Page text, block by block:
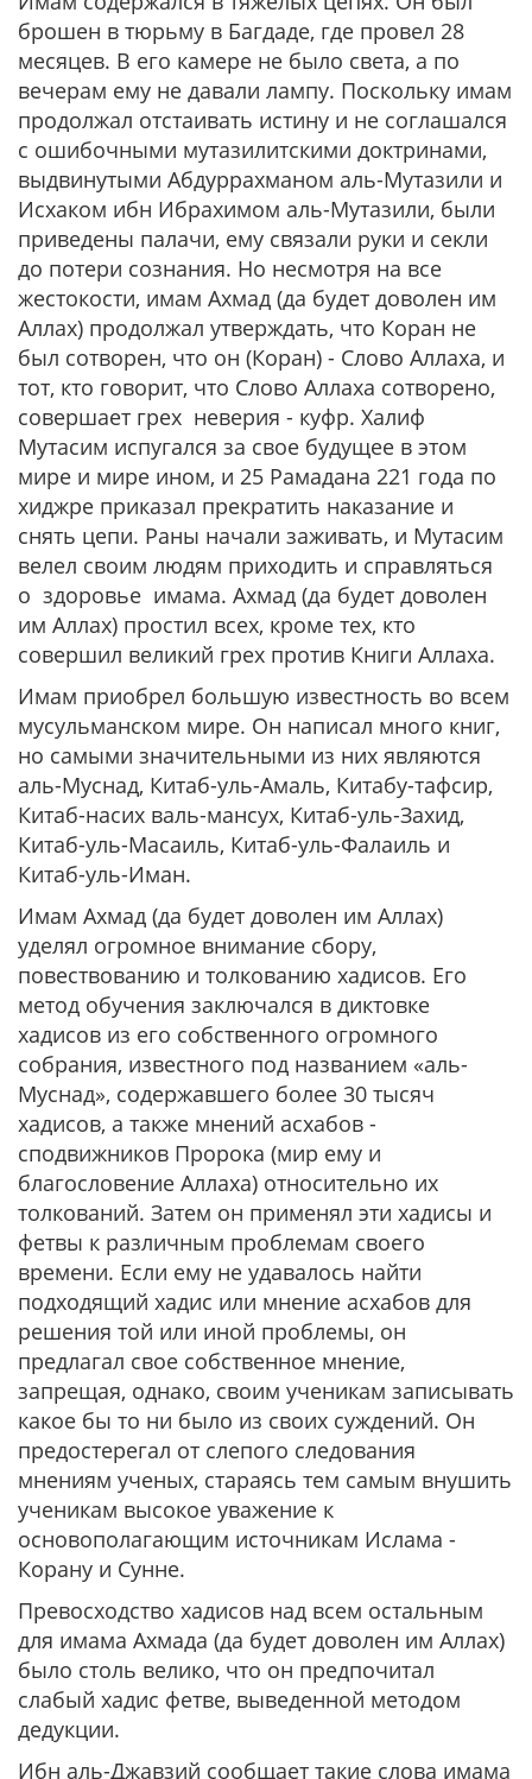
брошен в тюрьму в Багдаде, где провел 28
месяцев. В его камере не было света, а по
вечерам ему не давали лампу. Поскольку имам
продолжал отстаивать истину и не соглашался
с ошибочными мутазилитскими доктринами,
выдвинутыми Абдуррахманом аль-Мутазили и
Исхаком ибн Ибрахимом аль-Мутазили, были
приведены палачи, ему связали руки и секли
до потери сознания. Но несмотря на все
жестокости, имам Ахмад (да будет доволен им
Аллах) продолжал утверждать, что Коран не
был сотворен, что он (Коран) - Слово Аллаха, и
тот, кто говорит, что Слово Аллаха сотворено,
совершает грех неверия - куфр. Халиф
Мутасим испугался за свое будущее в этом
мире и мире ином, и 25 Рамадана 221 года по
хиджре приказал прекратить наказание и
снять цепи. Раны начали заживать, и Мутасим
велел своим людям приходить и справляться
о здоровье имама. Ахмад (да будет доволен
им Аллах) простил всех, кроме тех, кто
совершил великий грех против Книги Аллаха.
Имам приобрел большую известность во всем
мусульманском мире. Он написал много книг,
но самыми значительными из них являются
аль-Муснад, Китаб-уль-Амаль, Китабу-тафсир,
Китаб-насих валь-мансух, Китаб-уль-Захид,
Китаб-уль-Масаиль, Китаб-уль-Фалаиль и
Китаб-уль-Иман.
Имам Ахмад (да будет доволен им Аллах)
уделял огромное внимание сбору,
повествованию и толкованию хадисов. Его
метод обучения заключался в диктовке
хадисов из его собственного огромного
собрания, известного под названием «аль-
Муснад», содержавшего более 30 тысяч
хадисов, а также мнений асхабов -
сподвижников Пророка (мир ему и
благословение Аллаха) относительно их
толкований. Затем он применял эти хадисы и
фетвы к различным проблемам своего
времени. Если ему не удавалось найти
подходящий хадис или мнение асхабов для
решения той или иной проблемы, он
предлагал свое собственное мнение,
запрещая, однако, своим ученикам записывать
какое бы то ни было из своих суждений. Он
предостерегал от слепого следования
мнениям ученых, стараясь тем самым внушить
ученикам высокое уважение к
основополагающим источникам Ислама -
Корану и Сунне.
Превосходство хадисов над всем остальным
для имама Ахмада (да будет доволен им Аллах)
было столь велико, что он предпочитал
слабый хадис фетве, выведенной методом
дедукции.
Ибн аль-Джавзий сообщает такие слова имама